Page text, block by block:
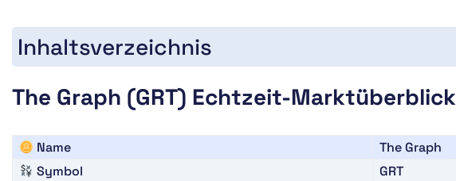
Inhaltsverzeichnis
The Graph (GRT) Echtzeit-Marktüberblick
Name
The Graph
Symbol
GRT